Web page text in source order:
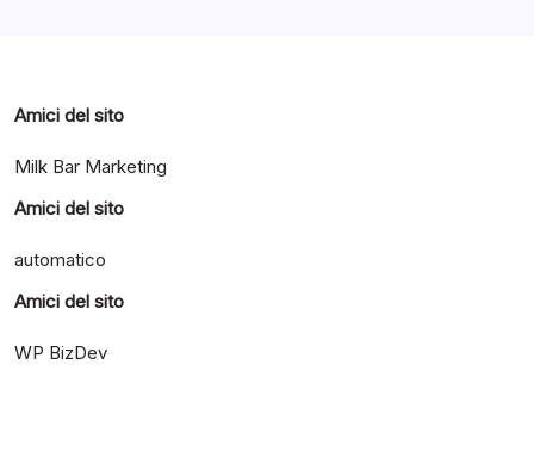
Amici del sito
Milk Bar Marketing
Amici del sito
automatico
Amici del sito
WP BizDev